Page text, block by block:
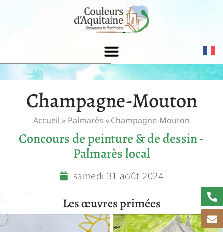
Champagne-Mouton
Accueil » Palmarès » Champagne-Mouton
Concours de peinture & de dessin -
Palmarès local
samedi 31 août 2024
Les œuvres primées